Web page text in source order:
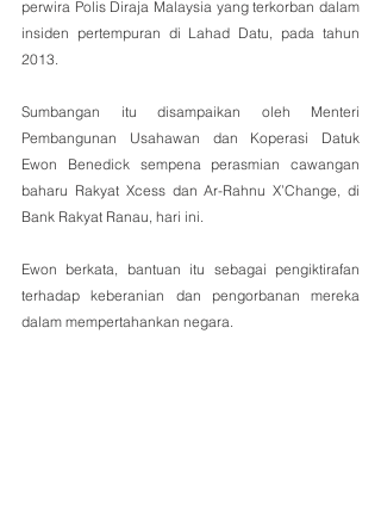
perwira Polis Diraja Malaysia yang terkorban dalam
insiden pertempuran di Lahad Datu, pada tahun
2013.
Sumbangan itu disampaikan oleh Menteri
Pembangunan Usahawan dan Koperasi Datuk
Ewon Benedick sempena perasmian cawangan
baharu Rakyat Xcess dan Ar-Rahnu X’Change, di
Bank Rakyat Ranau, hari ini.
Ewon berkata, bantuan itu sebagai pengiktirafan
terhadap keberanian dan pengorbanan mereka
dalam mempertahankan negara.